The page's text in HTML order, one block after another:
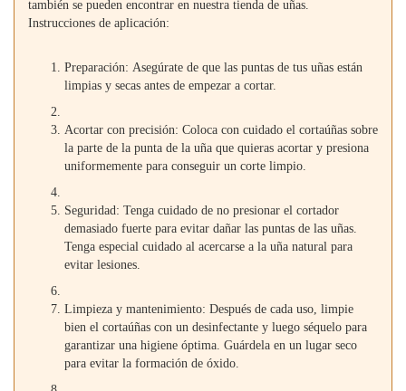
también se pueden encontrar en nuestra tienda de uñas.
Instrucciones de aplicación:
Preparación: Asegúrate de que las puntas de tus uñas están
limpias y secas antes de empezar a cortar.
Acortar con precisión: Coloca con cuidado el cortaúñas sobre
la parte de la punta de la uña que quieras acortar y presiona
uniformemente para conseguir un corte limpio.
Seguridad: Tenga cuidado de no presionar el cortador
demasiado fuerte para evitar dañar las puntas de las uñas.
Tenga especial cuidado al acercarse a la uña natural para
evitar lesiones.
Limpieza y mantenimiento: Después de cada uso, limpie
bien el cortaúñas con un desinfectante y luego séquelo para
garantizar una higiene óptima. Guárdela en un lugar seco
para evitar la formación de óxido.